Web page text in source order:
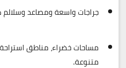
جراجات واسعة ومصاعد وسلالم
مساحات خضراء، مناطق
متنوعة.